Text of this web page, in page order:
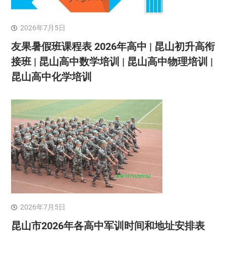
2026年7月5日
友果暑假班课程表 2026年高中 | 昆山初升高衔
接班 | 昆山高中数学培训 | 昆山高中物理培训 |
昆山高中化学培训
2026年7月5日
昆山市2026年各高中军训时间和地址安排表